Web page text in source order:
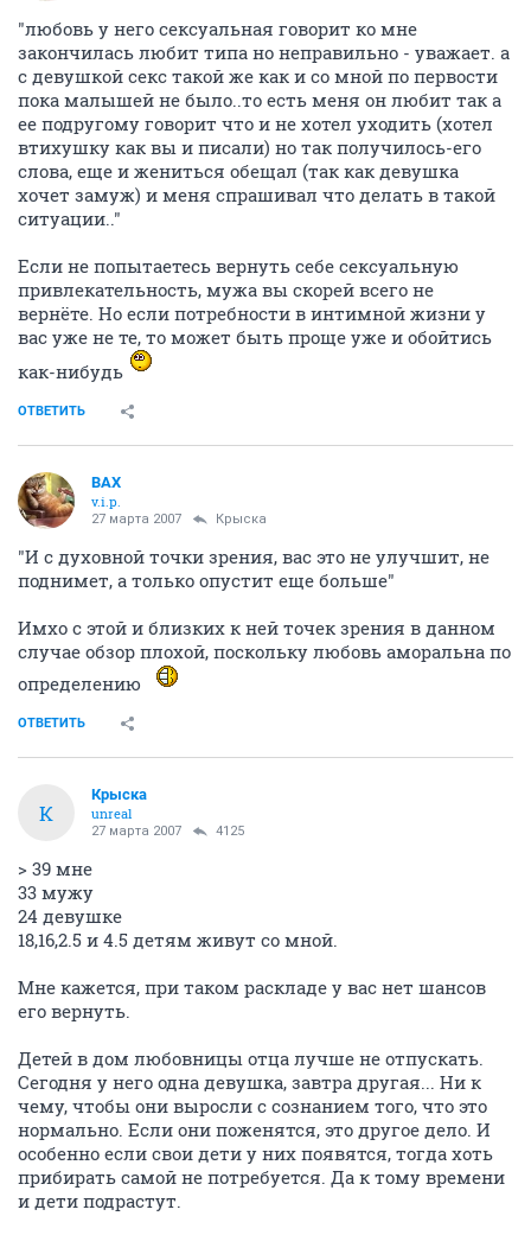
"любовь у него сексуальная говорит ко мне
закончилась любит типа но неправильно - уважает. а
с девушкой секс такой же как и со мной по первости
пока малышей не было..то есть меня он любит так а
ее подругому говорит что и не хотел уходить (хотел
втихушку как вы и писали) но так получилось-его
слова, еще и жениться обещал (так как девушка
хочет замуж) и меня спрашивал что делать в такой
ситуации.."
Если не попытаетесь вернуть себе сексуальную
привлекательность, мужа вы скорей всего не
вернёте. Но если потребности в интимной жизни у
вас уже не те, то может быть проще уже и обойтись
как-нибудь
ОТВЕТИТЬ
ВАХ
v.i.p.
27 марта 2007 Крыска
"И с духовной точки зрения, вас это не улучшит, не
поднимет, а только опустит еще больше"
Имхо с этой и близких к ней точек зрения в данном
случае обзор плохой, поскольку любовь аморальна по
определению
ОТВЕТИТЬ
К
Крыска
unreal
27 марта 2007 4125
> 39 мне
33 мужу
24 девушке
18,16,2.5 и 4.5 детям живут со мной.
Мне кажется, при таком раскладе у вас нет шансов
его вернуть.
Детей в дом любовницы отца лучше не отпускать.
Сегодня у него одна девушка, завтра другая... Ни к
чему, чтобы они выросли с сознанием того, что это
нормально. Если они поженятся, это другое дело. И
особенно если свои дети у них появятся, тогда хоть
прибирать самой не потребуется. Да к тому времени
и дети подрастут.